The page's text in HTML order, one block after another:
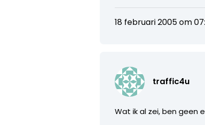
18 februari 2005 om
traffic4u
Wat ik al zei, ben geen